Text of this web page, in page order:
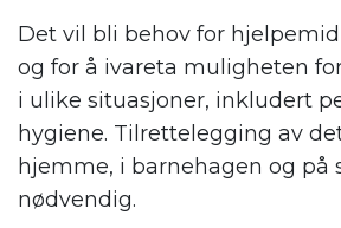
Det vil bli behov for
og for å ivareta muligheten
i ulike situasjoner, inkludert
hygiene. Tilrettelegging av
hjemme, i barnehagen og på
nødvendig.